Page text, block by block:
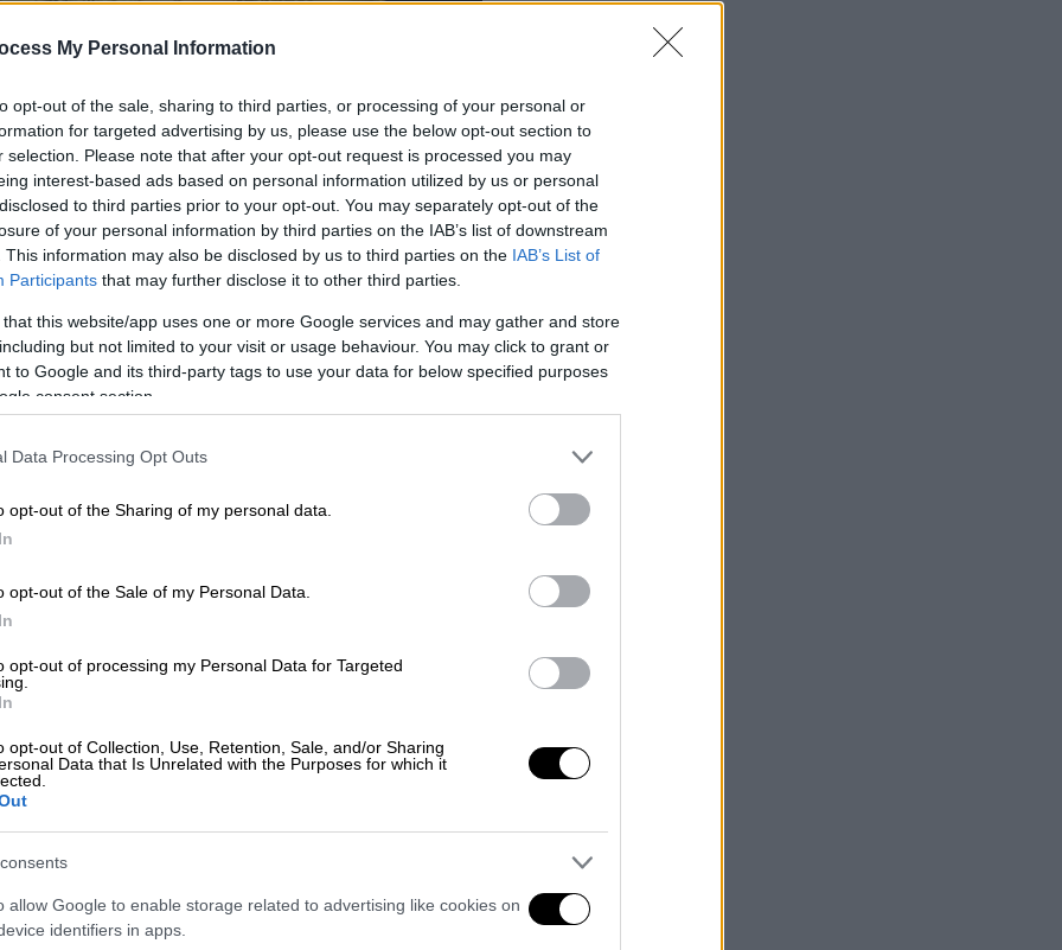
My Personal Information
opt-out of the sale, sharing to third parties, or processing of your personal or
for targeted advertising by us, please use the below opt-out section to
selection. Please note that after your opt-out request is processed you may
interest-based ads based on personal information utilized by us or personal
to third parties prior to your opt-out. You may separately opt-out of the
of your personal information by third parties on the IAB’s list of downstream
This information may also be disclosed by us to third parties on the IAB’s List of
Participants that may further disclose it to other third parties.
that this website/app uses one or more Google services and may gather and store
but not limited to your visit or usage behaviour. You may click to grant or
to Google and its third-party tags to use your data for below specified purposes
consent section.
Data Processing Opt Outs
opt-out of the Sharing of my personal data.
opt-out of the Sale of my Personal Data.
opt-out of processing my Personal Data for Targeted
opt-out of Collection, Use, Retention, Sale, and/or Sharing
Data that Is Unrelated with the Purposes for which it
allow Google to enable storage related to advertising like cookies on
identifiers in apps.
το ΕΘΝΟΣ στη Google
επίπεδα, έχοντας φτάσει τα
Αυτή η άνοδος στην αξία του
40%
από την αρχή του έτους, έχει ενισχύσει
στην Ελλάδα.
«ΤΑ ΝΕΑ», οιΈλληνες αγόρασαν 33.000
με τη συνολική δαπάνη να ανέρχεται
προς τους πολίτες από την Τράπεζα
ήταν 745 ευρώ, ενώ σήμερα η τιμή τους
περίπου σε έναν κατώτατο
φρεγάτας Belharra - Κατατέθηκε